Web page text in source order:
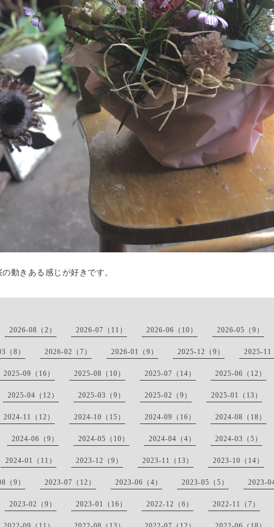
の動きある感じが好きです。
2026-08（2） 2026-07（11） 2026-06（10） 2026-05（9）
（8） 2026-02（7） 2026-01（9） 2025-12（9） 2025-11
2025-09（16） 2025-08（10） 2025-07（14） 2025-06（12）
2025-04（12） 2025-03（9） 2025-02（9） 2025-01（13）
2024-11（12） 2024-10（15） 2024-09（16） 2024-08（18）
2024-06（9） 2024-05（10） 2024-04（4） 2024-03（5）
2024-01（11） 2023-12（9） 2023-11（13） 2023-10（14）
（9） 2023-07（12） 2023-06（4） 2023-05（5） 2023-
2023-02（9） 2023-01（16） 2022-12（6） 2022-11（7）